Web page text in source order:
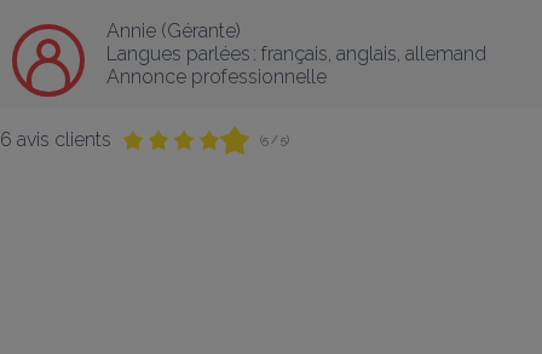
Annie (Gérante)
Langues parlées : français, anglais, allemand
Annonce professionnelle
6 avis clients (5 / 5)